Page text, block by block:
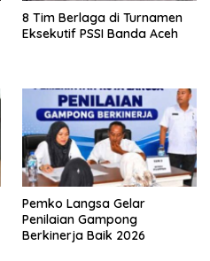
8 Tim Berlaga di Turnamen
Eksekutif PSSI Banda Aceh
Pemko Langsa Gelar
Penilaian Gampong
Berkinerja Baik 2026